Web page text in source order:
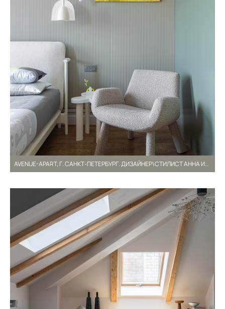
AVENUE-APART, Г. САНКТ-ПЕТЕРБУРГ. ДИЗАЙНЕР\СТИЛИСТ АННА ИСУПОВА